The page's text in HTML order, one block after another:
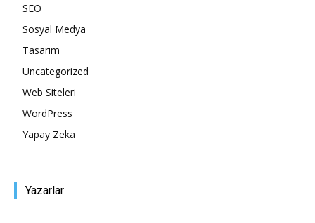
SEO
Sosyal Medya
Tasarım
Uncategorized
Web Siteleri
WordPress
Yapay Zeka
Yazarlar